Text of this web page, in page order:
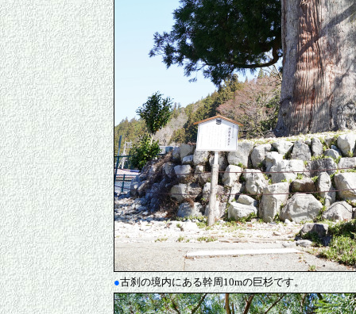
●古刹の境内にある幹周10mの巨杉です。